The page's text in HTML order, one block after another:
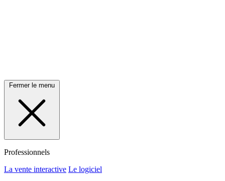
Fermer le menu
Professionnels
La vente interactive Le logiciel